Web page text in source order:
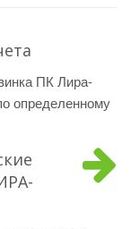
ПК Лира-
определенному